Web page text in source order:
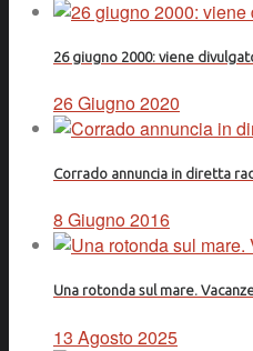
26 giugno 2000: viene
26 Giugno 2020
Corrado annuncia in diretta
8 Giugno 2016
Una rotonda sul mare.
13 Agosto 2025